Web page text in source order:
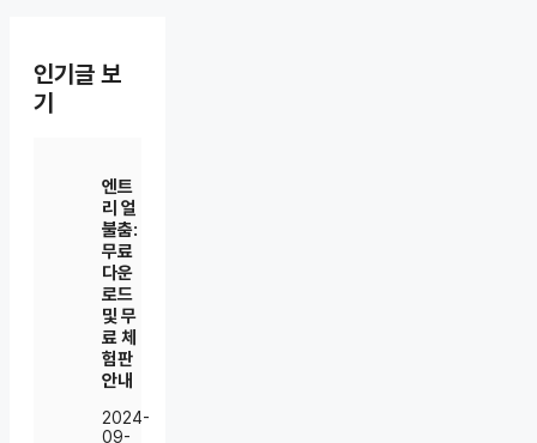
인기글 보
기
엔트
리 얼
불춤:
무료
다운
로드
및 무
료 체
험판
안내
2024-
09-